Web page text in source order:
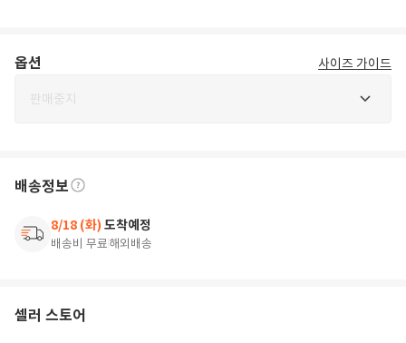
옵션 사이즈 가이드
판매중지
배송정보
8/18 (화) 도착예정
배송비 무료해외배송
셀러 스토어